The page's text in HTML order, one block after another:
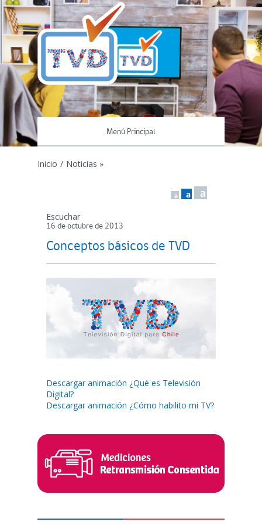
Menú Principal
Inicio / Noticias »
a a a
Escuchar
16 de octubre de 2013
Conceptos básicos de TVD
Descargar animación ¿Qué es Televisión
Digital?
Descargar animación ¿Cómo habilito mi TV?